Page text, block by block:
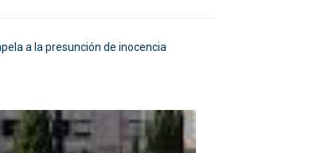
a la presunción de inocencia